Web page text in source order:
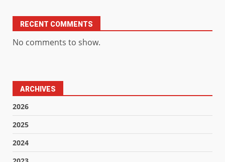
RECENT COMMENTS
No comments to show.
ARCHIVES
2026
2025
2024